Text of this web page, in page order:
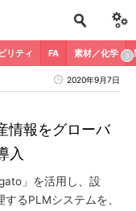
リティ FA 素材／化学
2020年9月7日
情報をグローバ
入
」を活用し、設
るPLMシステムを、